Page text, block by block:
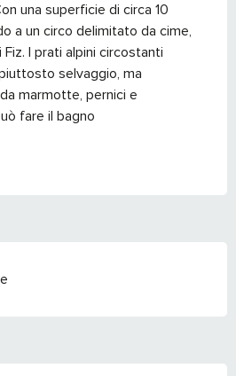
una superficie di circa 10
a un circo delimitato da cime,
I prati alpini circostanti
selvaggio, ma
marmotte, pernici e
fare il bagno